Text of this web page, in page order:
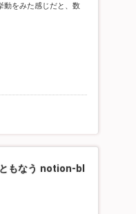
動をみた感じだと、数
もなう notion-bl